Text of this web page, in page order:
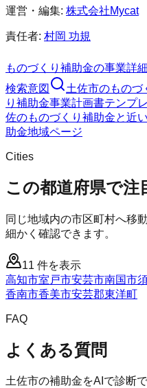
運営・編集: 株式会社Mycat
責任者: 村岡 功規
ものづくり補助金の事業詳細
検索意図
土佐市のものづ
り補助金事業計画書テンプ
佐のものづくり補助金と近
助金地域ページ
Cities
この都道府県で注
同じ地域内の市区町村へ移
細かく確認できます。
11 件を表示
高知市室戸市安芸市南国市
香南市香美市安芸郡東洋町
FAQ
よくある質問
土佐市の補助金をAIで診断